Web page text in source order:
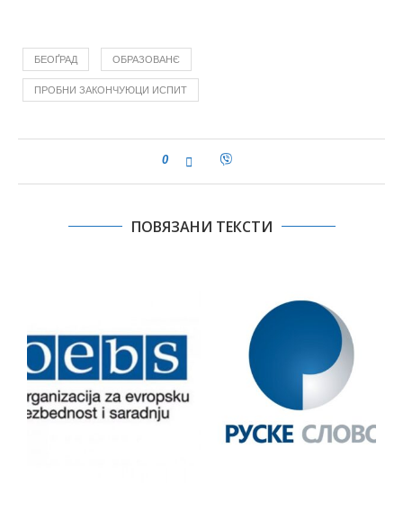
БЕОҐРАД ОБРАЗОВАНЄ
ПРОБНИ ЗАКОНЧУЮЦИ ИСПИТ
0
ПОВЯЗАНИ ТЕКСТИ